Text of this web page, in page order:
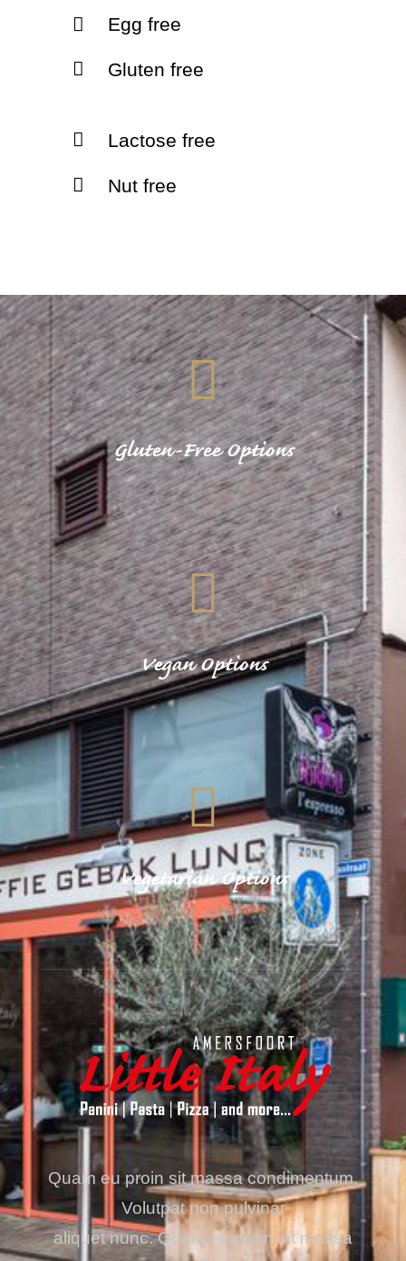
Egg free
Gluten free
Lactose free
Nut free
Gluten-Free Options
Vegan Options
Vegetarian Options
Quam eu proin sit massa condimentum.
Volutpat non pulvinar
aliquet nunc. Quam eu proin sit massa